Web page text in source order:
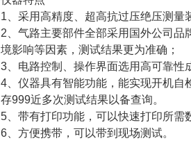
1、采用高精度、超高抗过压绝压测量
2、气路主要部件全部采用国外公司
境影响等因素，测试结果更为准确；
3、电路控制、操作界面选用高可靠性
4、仪器具有智能功能，能实现开机自
存999近多次测试结果以备查询。
5、带有打印功能，可以快速打印所需
6、方便携带，可以带到现场测试。